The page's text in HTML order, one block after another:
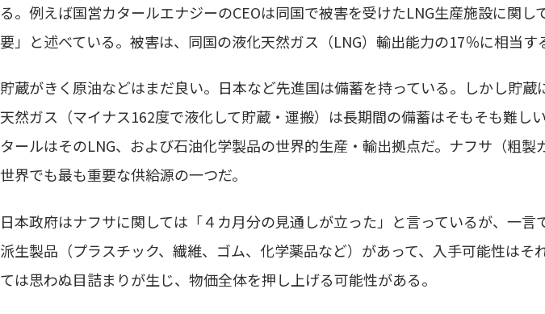
る。例えば国営カタールエナジーのCEOは同国で被害を受けたLNG生産施設に関し
要」と述べている。被害は、同国の液化天然ガス（LNG）輸出能力の17％に相当す
貯蔵がきく原油などはまだ良い。日本など先進国は備蓄を持っている。しかし貯蔵
天然ガス（マイナス162度で液化して貯蔵・運搬）は長期間の備蓄はそもそも難し
タールはそのLNG、および石油化学製品の世界的生産・輸出拠点だ。ナフサ（粗製
世界でも最も重要な供給源の一つだ。
日本政府はナフサに関しては「４カ月分の見通しが立った」と言っているが、一言
派生製品（プラスチック、繊維、ゴム、化学薬品など）があって、入手可能性はそ
ては思わぬ目詰まりが生じ、物価全体を押し上げる可能性がある。